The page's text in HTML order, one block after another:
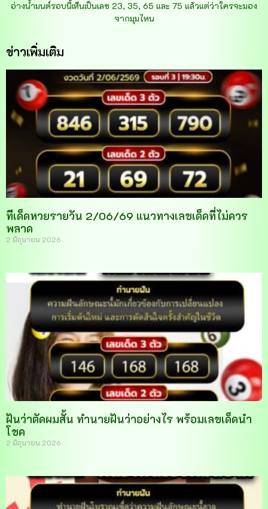
อ่างน้ำมนต์รอบนี้เห็นเป็นเลข 23, 35, 65 และ 75 แล้วแต่ว่าใครจะมอง
จากมุมไหน
ข่าวเพิ่มเติม
ทีเด็ดหวยรายวัน 2/06/69 แนวทางเลขเด็ดที่ไม่ควร
พลาด
2 มิถุนายน 2026
ฝันว่าตัดผมสั้น ทำนายฝันว่าอย่างไร พร้อมเลขเด็ดนำ
โชค
2 มิถุนายน 2026